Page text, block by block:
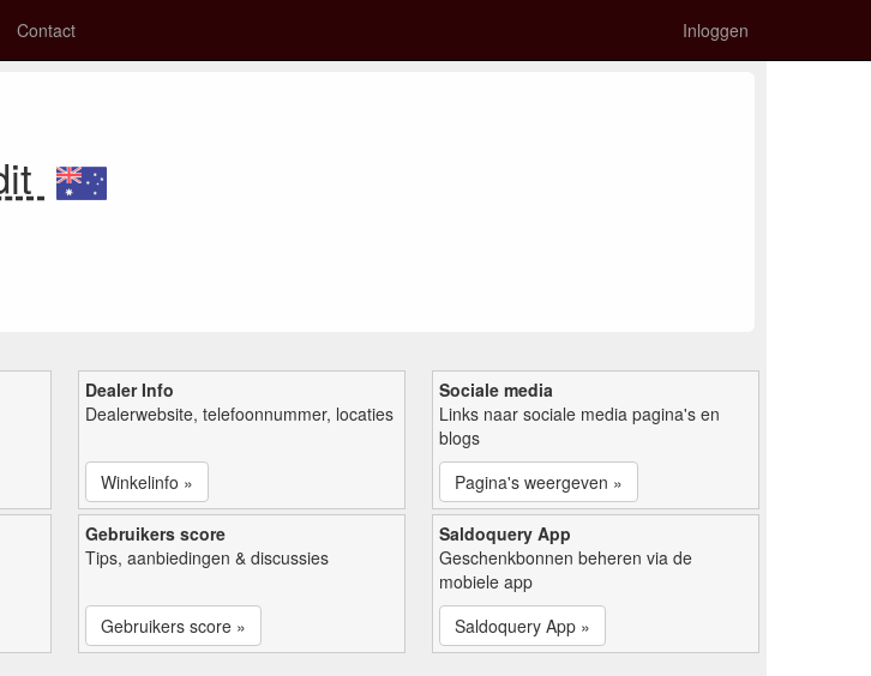
Contact Inloggen
Dealer Info
Dealerwebsite, telefoonnummer, locaties
Winkelinfo »
Sociale media
Links naar sociale media pagina's en
blogs
Pagina's weergeven »
Gebruikers score
Tips, aanbiedingen & discussies
Gebruikers score »
Saldoquery App
Geschenkbonnen beheren via de
mobiele app
Saldoquery App »